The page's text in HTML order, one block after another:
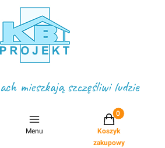
mieszkają szczęśliwi ludzie
Menu
Projekty w
Koszyk
zakupowy